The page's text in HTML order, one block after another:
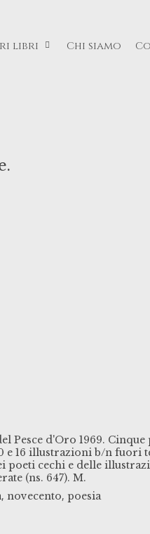
libri Chi siamo
Pesce d'Oro 1969.
e 16 illustrazioni b/n fuori
poeti cechi e delle
(ns. 647). M.
, novecento, poesia